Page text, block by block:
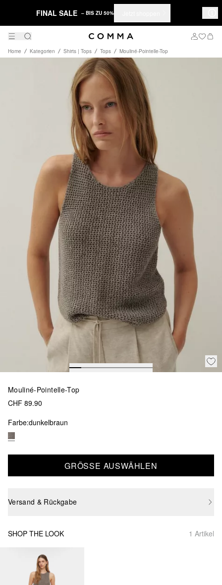
FINAL SALE – BIS ZU 50%
Home Kategorien Shirts | Tops Tops Mouliné-Pointelle-Top
Mouliné-Pointelle-Top
CHF 89.90
Farbe:dunkelbraun
GRÖSSE AUSWÄHLEN
Versand & Rückgabe
SHOP THE LOOK 1 Artikel